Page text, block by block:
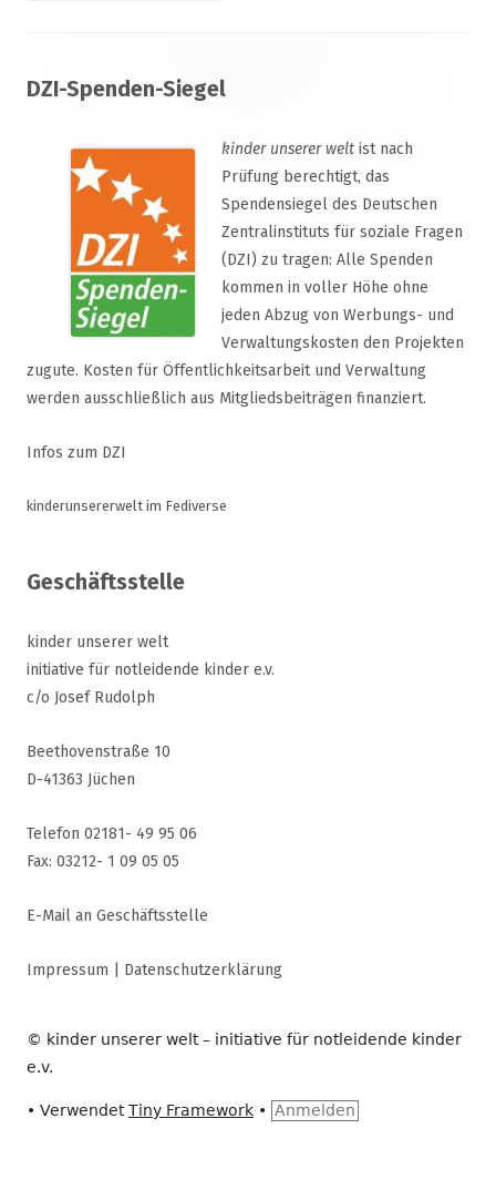
Inhalt
DZI-Spenden-Siegel
kinder unserer welt ist nach
Prüfung berechtigt, das
Spendensiegel des Deutschen
Zentralinstituts für soziale Fragen
(DZI) zu tragen: Alle Spenden
kommen in voller Höhe ohne
jeden Abzug von Werbungs- und
Verwaltungskosten den Projekten
zugute. Kosten für Öffentlichkeitsarbeit und Verwaltung
werden ausschließlich aus Mitgliedsbeiträgen finanziert.
Infos zum DZI
kinderunsererwelt im Fediverse
Geschäftsstelle
kinder unserer welt
initiative für notleidende kinder e.v.
c/o Josef Rudolph
Beethovenstraße 10
D-41363 Jüchen
Telefon 02181- 49 95 06
Fax: 03212- 1 09 05 05
E-Mail an Geschäftsstelle
Impressum Datenschutzerklärung
© kinder unserer welt – initiative für notleidende kinder
e.v.
• VerwendetTiny Framework • Anmelden